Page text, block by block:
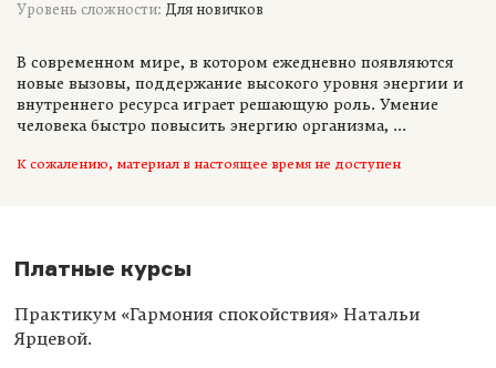
Уровень сложности: Для новичков
В современном мире, в котором ежедневно появляются
новые вызовы, поддержание высокого уровня энергии и
внутреннего ресурса играет решающую роль. Умение
человека быстро повысить энергию организма, ...
К сожалению, материал в настоящее время не доступен
Платные курсы
Практикум «Гармония спокойствия» Натальи
Ярцевой.